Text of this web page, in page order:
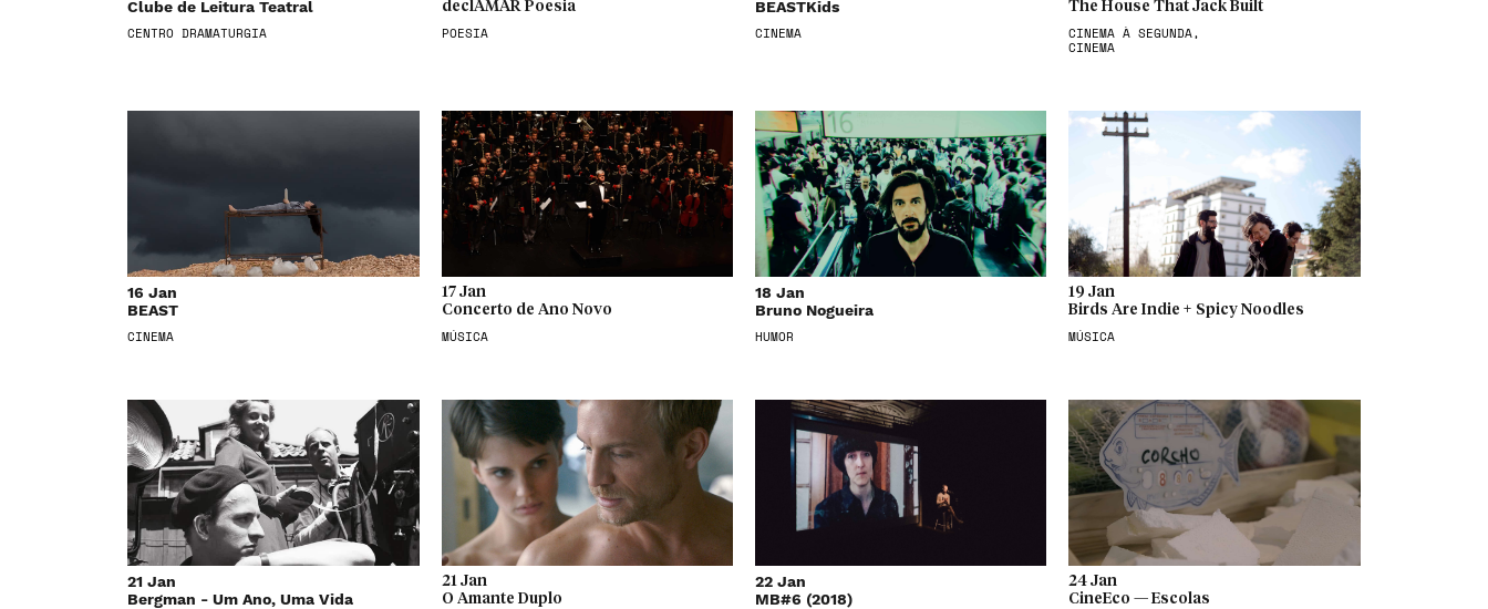
Clube de Leitura Teatral
CENTRO DRAMATURGIA
declAMAR Poesia
POESIA
BEASTKids
CINEMA
The House That Jack Built
CINEMA À SEGUNDA,
CINEMA
16 Jan
BEAST
CINEMA
17 Jan
Concerto de Ano Novo
MÚSICA
18 Jan
Bruno Nogueira
HUMOR
19 Jan
Birds Are Indie + Spicy Noodles
MÚSICA
21 Jan
Bergman - Um Ano, Uma Vida
21 Jan
O Amante Duplo
22 Jan
MB#6 (2018)
24 Jan
CineEco — Escolas